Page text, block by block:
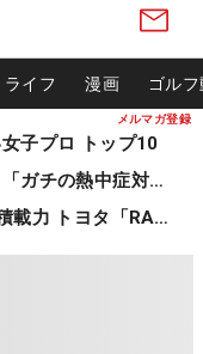
メルマガ登録
ライフ 漫画 ゴル
子プロ トップ10
女子プロやキャディがやる「ガチの熱中症対策」
ゴルフバッグ4本飲み込む積載力 トヨタ「RAV4」